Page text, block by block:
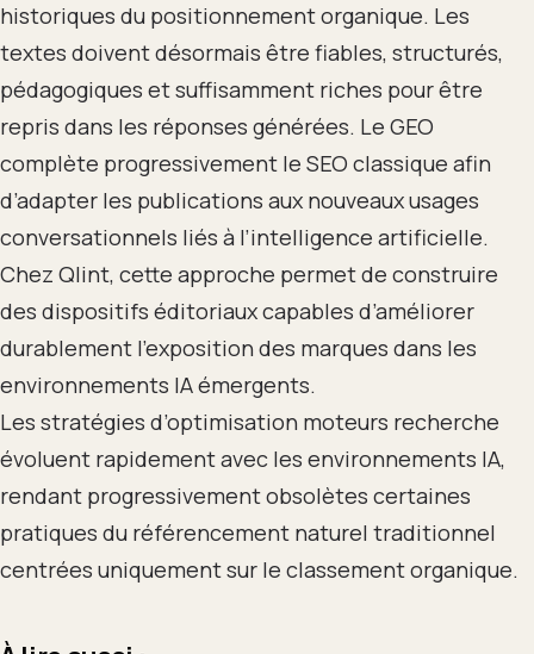
historiques du positionnement organique. Les
textes doivent désormais être fiables, structurés,
pédagogiques et suffisamment riches pour être
repris dans les réponses générées. Le GEO
complète progressivement le SEO classique afin
d’adapter les publications aux nouveaux usages
conversationnels liés à l’intelligence artificielle.
Chez Qlint, cette approche permet de construire
des dispositifs éditoriaux capables d’améliorer
durablement l’exposition des marques dans les
environnements IA émergents.
Les stratégies d’optimisation moteurs recherche
évoluent rapidement avec les environnements IA,
rendant progressivement obsolètes certaines
pratiques du référencement naturel traditionnel
centrées uniquement sur le classement organique.